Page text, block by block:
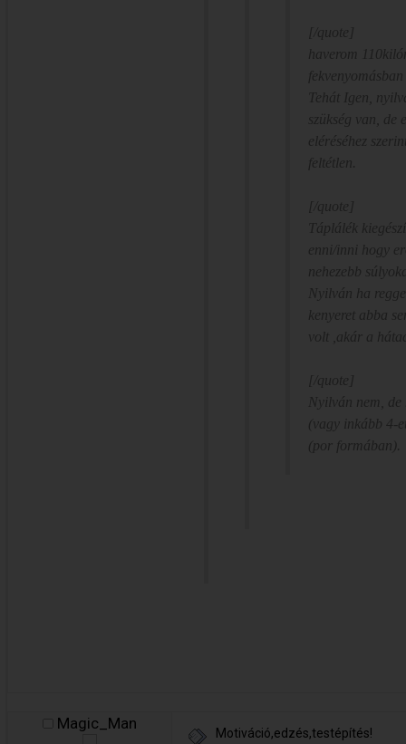
[/quote]
haverom
Tehát Igen,
szükség van, de
eléréséhez
feltétlen.
[/quote]
Táplálék
enni/inni hogy
nehezebb
Nyilván ha
kenyeret abba
volt ,akár a
[/quote]
Nyilván nem, de
(vagy inkább 4-
(por formában).
Magic_Man
Motiváció,edzés,testépítés!